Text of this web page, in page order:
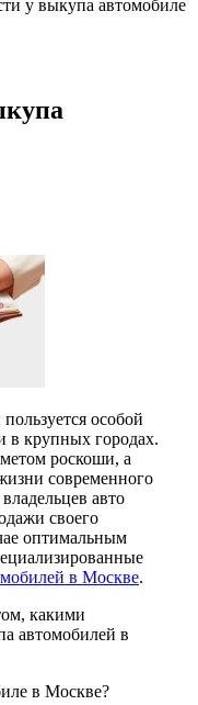
у выкупа автомобиле
особой
в крупных городах.
роскоши, а
современного
авто
своего
оптимальным
в Москве.
какими
автомобилей в
в Москве?